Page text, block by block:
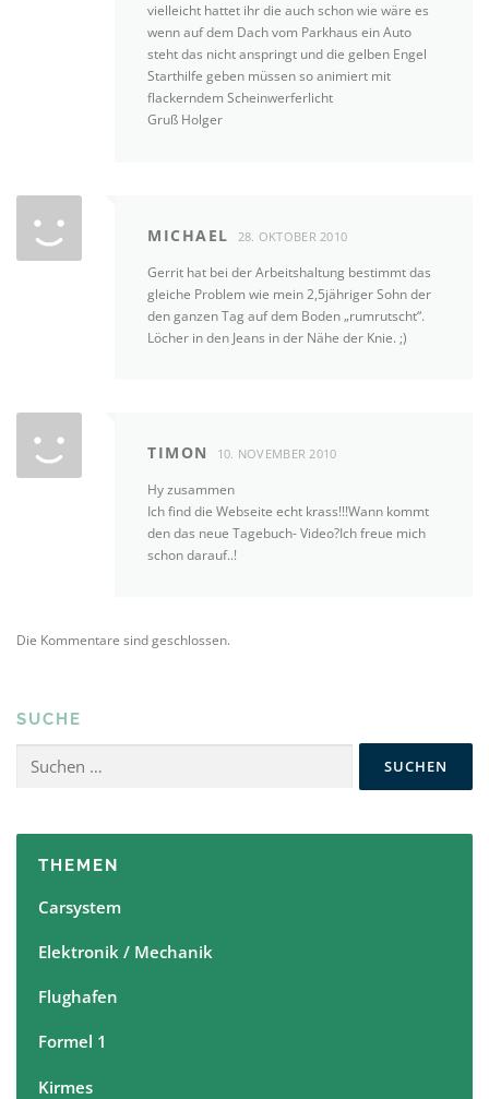
vielleicht hattet ihr die auch schon wie wäre es
wenn auf dem Dach vom Parkhaus ein Auto
steht das nicht anspringt und die gelben Engel
Starthilfe geben müssen so animiert mit
flackerndem Scheinwerferlicht
Gruß Holger
MICHAEL 28. OKTOBER 2010
Gerrit hat bei der Arbeitshaltung bestimmt das
gleiche Problem wie mein 2,5jähriger Sohn der
den ganzen Tag auf dem Boden „rumrutscht“.
Löcher in den Jeans in der Nähe der Knie. ;)
TIMON 10. NOVEMBER 2010
Hy zusammen
Ich find die Webseite echt krass!!!Wann kommt
den das neue Tagebuch- Video?Ich freue mich
schon darauf..!
Die Kommentare sind geschlossen.
SUCHE
nach:
THEMEN
Carsystem
Elektronik / Mechanik
Flughafen
Formel 1
Kirmes